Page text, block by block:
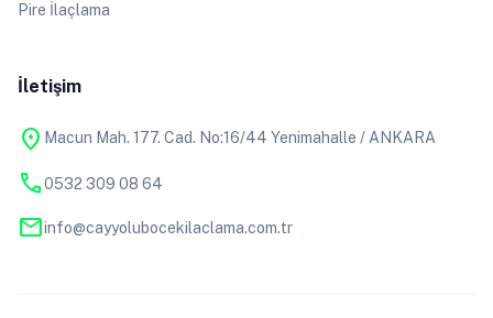
Pire İlaçlama
İletişim
location_on Macun Mah. 177. Cad. No:16/44 Yenimahalle / ANKARA
phone0532 309 08 64
mailinfo@cayyolubocekilaclama.com.tr